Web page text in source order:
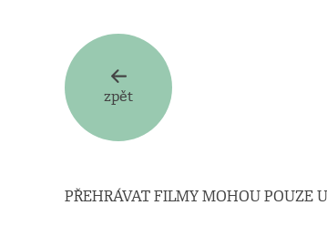
zpět
PŘEHRÁVAT FILMY MOHOU POUZE